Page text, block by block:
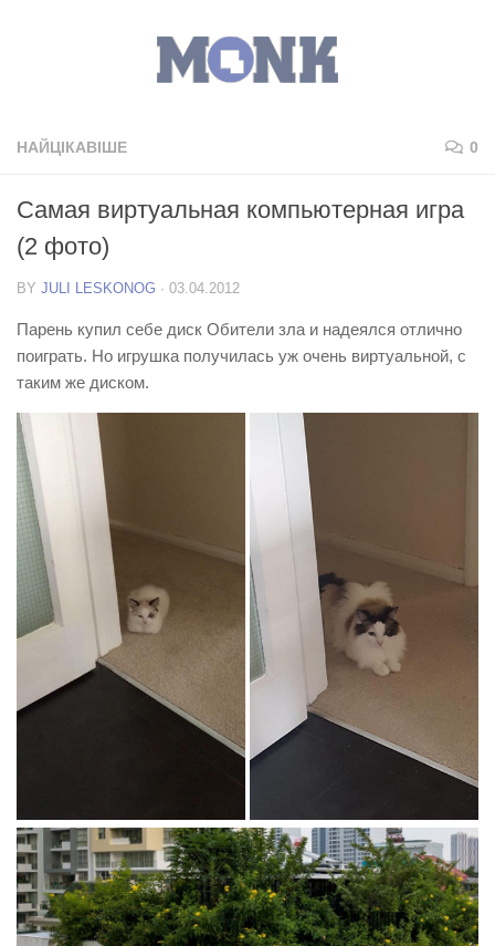
НАЙЦІКАВІШЕ 0
Самая виртуальная компьютерная игра
(2 фото)
BY JULI LESKONOG · 03.04.2012
Парень купил себе диск Обители зла и надеялся отлично
поиграть. Но игрушка получилась уж очень виртуальной, с
таким же диском.